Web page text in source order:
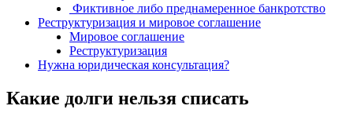
Фиктивное либо преднамеренное банкротство
Реструктуризация и мировое соглашение
Мировое соглашение
Реструктуризация
Нужна юридическая консультация?
Какие долги нельзя списать